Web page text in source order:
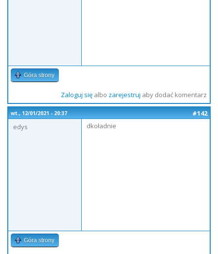
Góra strony
Zaloguj sięalbo zarejestruj aby dodać komentarz
wt., 12/01/2021 - 20:37
#142
edys
dkoładnie
Góra strony